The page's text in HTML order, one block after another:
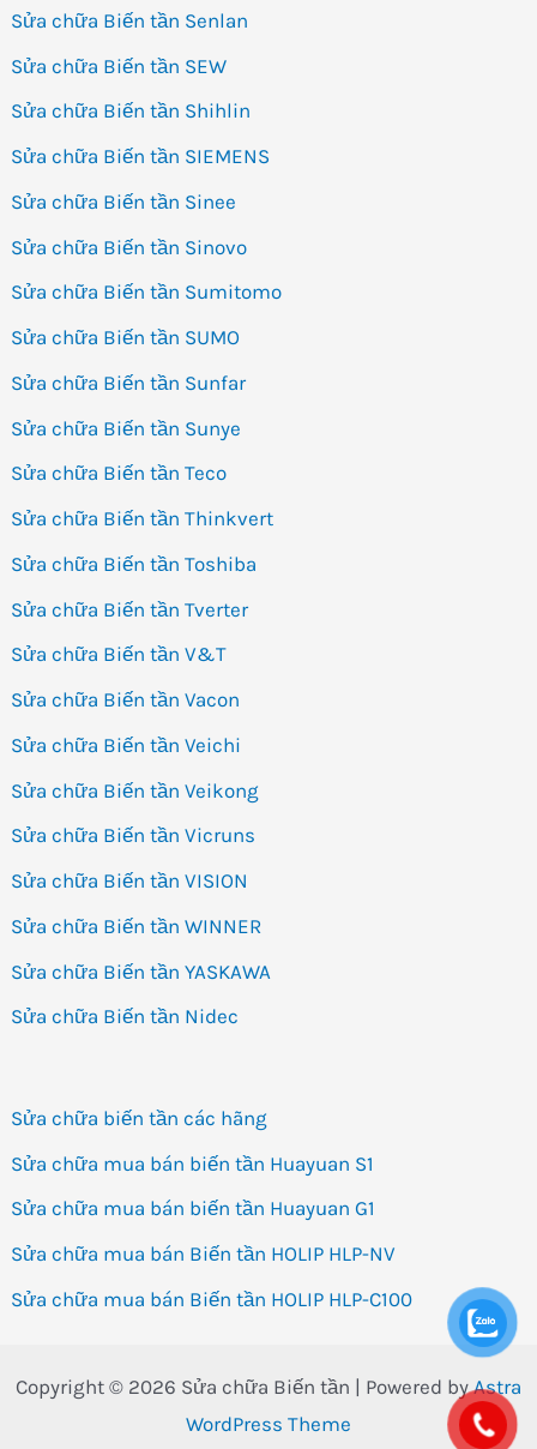
Sửa chữa Biến tần Senlan
Sửa chữa Biến tần SEW
Sửa chữa Biến tần Shihlin
Sửa chữa Biến tần SIEMENS
Sửa chữa Biến tần Sinee
Sửa chữa Biến tần Sinovo
Sửa chữa Biến tần Sumitomo
Sửa chữa Biến tần SUMO
Sửa chữa Biến tần Sunfar
Sửa chữa Biến tần Sunye
Sửa chữa Biến tần Teco
Sửa chữa Biến tần Thinkvert
Sửa chữa Biến tần Toshiba
Sửa chữa Biến tần Tverter
Sửa chữa Biến tần V&T
Sửa chữa Biến tần Vacon
Sửa chữa Biến tần Veichi
Sửa chữa Biến tần Veikong
Sửa chữa Biến tần Vicruns
Sửa chữa Biến tần VISION
Sửa chữa Biến tần WINNER
Sửa chữa Biến tần YASKAWA
Sửa chữa Biến tần Nidec
Sửa chữa biến tần các hãng
Sửa chữa mua bán biến tần Huayuan S1
Sửa chữa mua bán biến tần Huayuan G1
Sửa chữa mua bán Biến tần HOLIP HLP-NV
Sửa chữa mua bán Biến tần HOLIP HLP-C100
Copyright © 2026 Sửa chữa Biến tần | Powered byAstra
WordPress Theme